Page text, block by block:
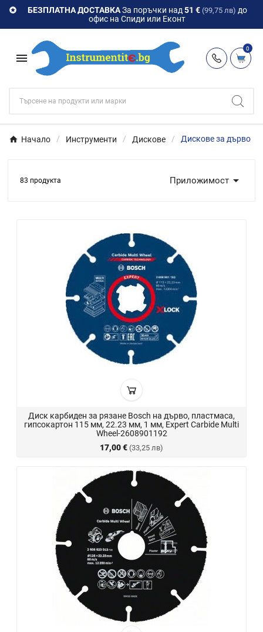
 БЕЗПЛАТНА ДОСТАВКАЗа поръчки над 51 € (99,75 лв) до
офис на Спиди или Еконт

0
Начало Инструменти Дискове Дискове за дърво
83 продукта Приложимост 
Диск карбиден за рязане Bosch на дърво, пластмаса,
гипсокартон 115 мм, 22.23 мм, 1 мм, Expert Carbide Multi
Wheel-2608901192
17,00 € (33,25 лв)